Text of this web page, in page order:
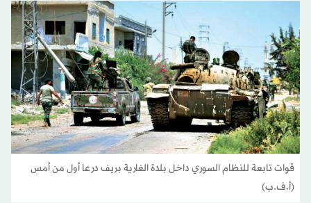
قوات تابعة للنظام السوري داخل بلدة الغارية بريف درعا أول من أمس
(أ.ف.ب)